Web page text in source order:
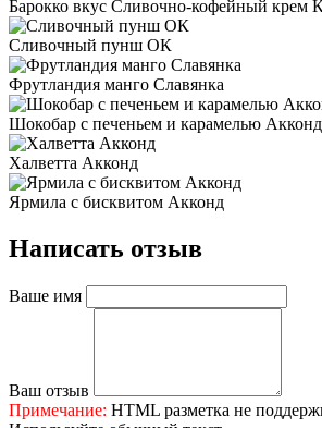
Барокко вкус Сливочно-кофейный крем
Сливочный пунш ОК
Фрутландия манго Славянка
Шокобар с печеньем и карамелью Акконд
Халветта Акконд
Ярмила с бисквитом Акконд
Написать отзыв
Ваше имя
Ваш отзыв
Примечание: HTML разметка не